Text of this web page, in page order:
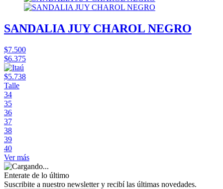
SANDALIA JUY CHAROL NEGRO
$7.500
$6.375
$5.738
Talle
34
35
36
37
38
39
40
Ver más
Enterate de lo último
Suscribite a nuestro newsletter y recibí las últimas novedades.